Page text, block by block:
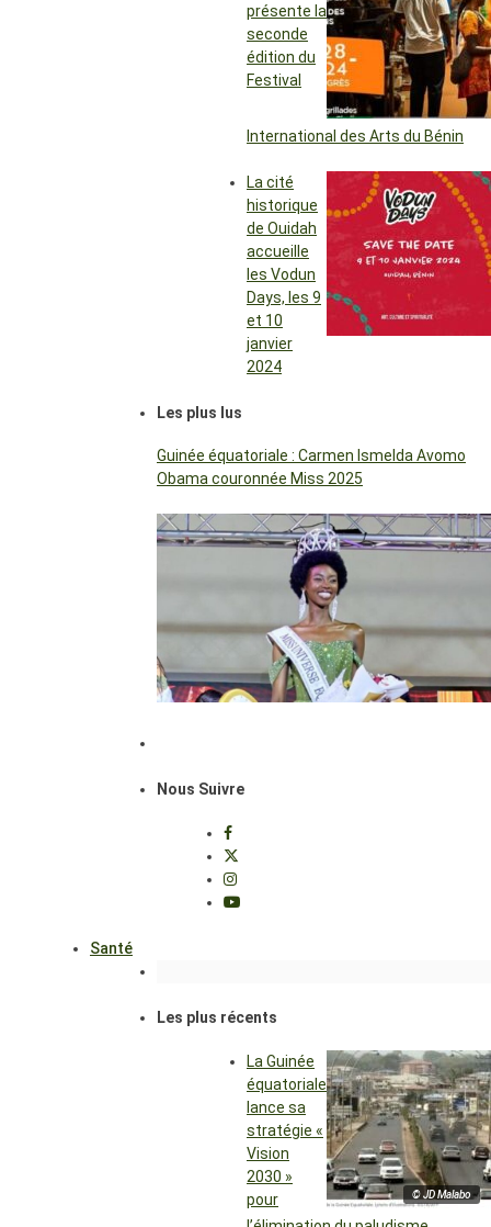
présente la
seconde
édition du
Festival
International des Arts du Bénin
La cité
historique
de Ouidah
accueille
les Vodun
Days, les 9
et 10
janvier
2024
Les plus lus
Guinée équatoriale : Carmen Ismelda Avomo
Obama couronnée Miss 2025
Nous Suivre
Santé
Les plus récents
© JD Malabo
La Guinée
équatoriale
lance sa
stratégie «
Vision
2030 »
pour